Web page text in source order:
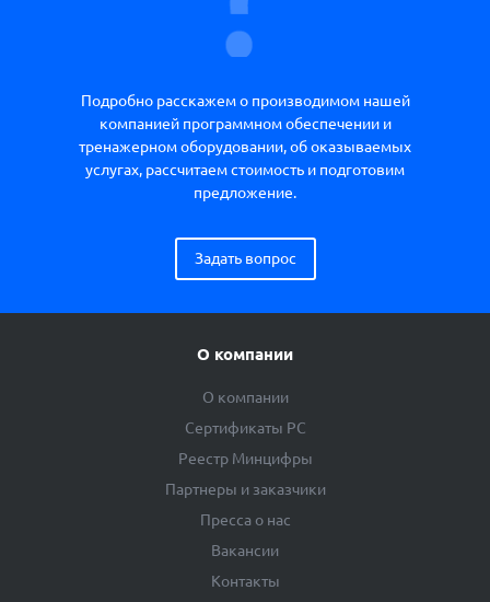
Подробно расскажем о производимом нашей
компанией программном обеспечении и
тренажерном оборудовании, об оказываемых
услугах, рассчитаем стоимость и подготовим
предложение.
Задать вопрос
О компании
О компании
Сертификаты РС
Реестр Минцифры
Партнеры и заказчики
Пресса о нас
Вакансии
Контакты